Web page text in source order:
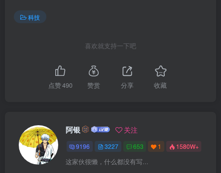
科技
喜欢就支持一下吧
点赞490 赞赏 分享 收藏
阿银 关注
9196 3227 653 1 1580W+
这家伙很懒，什么都没有写...